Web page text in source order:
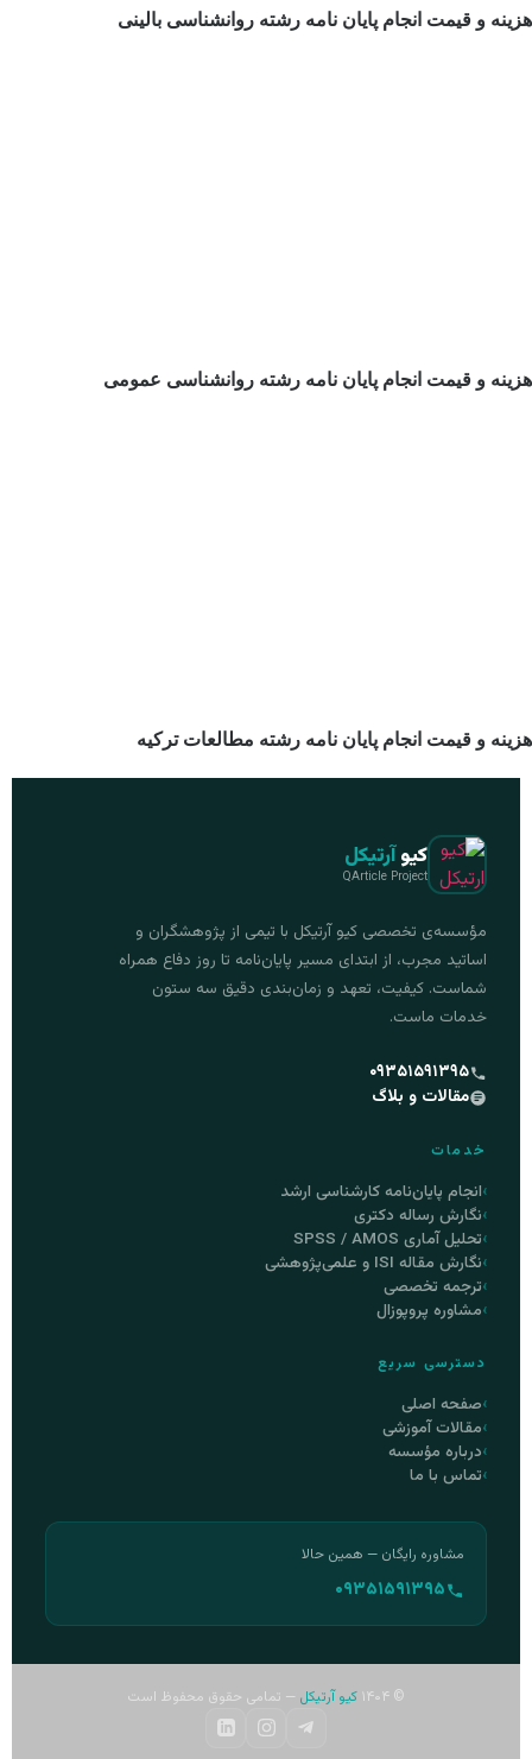
هزینه و قیمت انجام پایان نامه رشته روانشناسی بالینی
هزینه و قیمت انجام پایان نامه رشته روانشناسی عمومی
هزینه و قیمت انجام پایان نامه رشته مطالعات ترکیه
کیوآرتیکل
QArticle Project
مؤسسه‌ی تخصصی کیو آرتیکل با تیمی از پژوهشگران و
اساتید مجرب، از ابتدای مسیر پایان‌نامه تا روز دفاع همراه
شماست. کیفیت، تعهد و زمان‌بندی دقیق سه ستون
خدمات ماست.
۰۹۳۵۱۵۹۱۳۹۵
مقالات و بلاگ
خدمات
انجام پایان‌نامه کارشناسی ارشد
نگارش رساله دکتری
تحلیل آماری SPSS / AMOS
نگارش مقاله ISI و علمی‌پژوهشی
ترجمه تخصصی
مشاوره پروپوزال
دسترسی سریع
صفحه اصلی
مقالات آموزشی
درباره مؤسسه
تماس با ما
مشاوره رایگان — همین حالا
۰۹۳۵۱۵۹۱۳۹۵
© ۱۴۰۴ کیو آرتیکل — تمامی حقوق محفوظ است